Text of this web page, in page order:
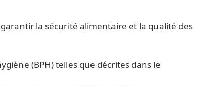
la sécurité alimentaire et la qualité des
(BPH) telles que décrites dans le